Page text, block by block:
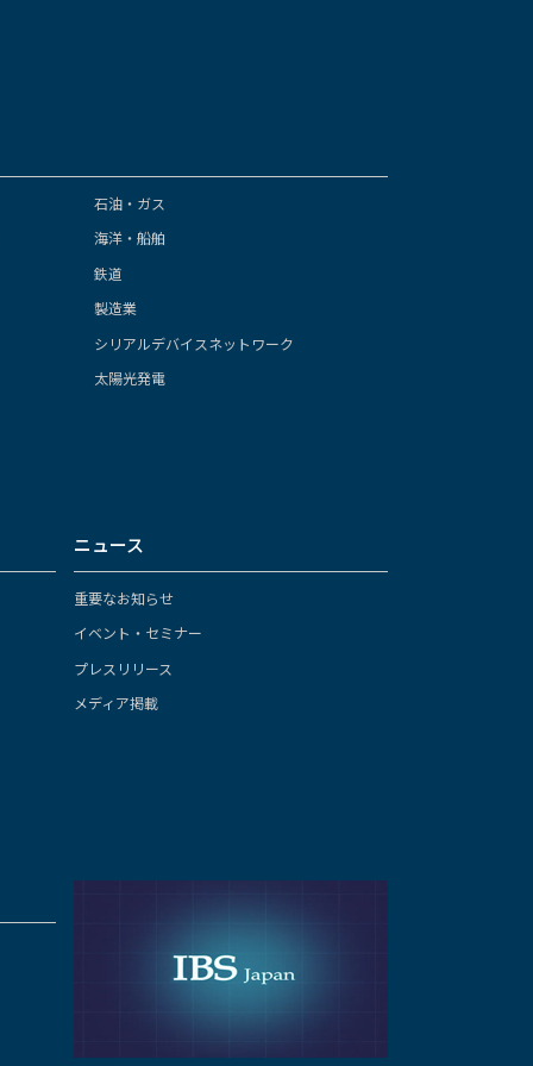
石油・ガス
海洋・船舶
鉄道
製造業
シリアルデバイスネットワーク
太陽光発電
ニュース
重要なお知らせ
イベント・セミナー
プレスリリース
メディア掲載